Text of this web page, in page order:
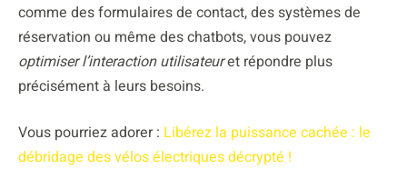
comme des formulaires de contact, des systèmes de
réservation ou même des chatbots, vous pouvez
optimiser l’interaction utilisateuret répondre plus
précisément à leurs besoins.
Vous pourriez adorer : Libérez la puissance cachée : le
débridage des vélos électriques décrypté !